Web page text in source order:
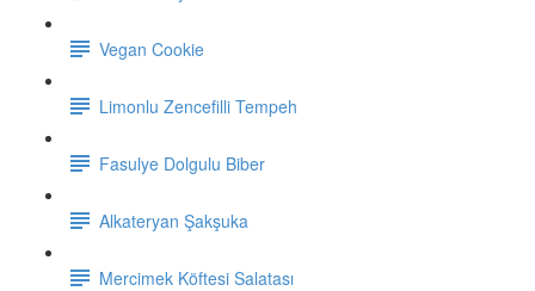
Vegan Cookie
Limonlu Zencefilli Tempeh
Fasulye Dolgulu Biber
Alkateryan Şakşuka
Mercimek Köftesi Salatası